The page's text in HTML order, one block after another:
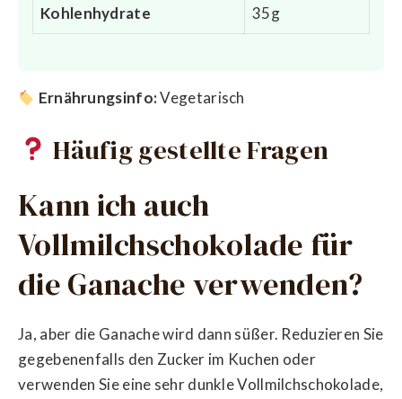
Kohlenhydrate 35g
Ernährungsinfo:Vegetarisch
Häufig gestellte Fragen
Kann ich auch
Vollmilchschokolade für
die Ganache verwenden?
Ja, aber die Ganache wird dann süßer. Reduzieren Sie
gegebenenfalls den Zucker im Kuchen oder
verwenden Sie eine sehr dunkle Vollmilchschokolade,